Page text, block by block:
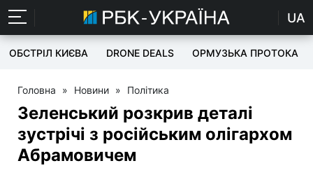
UA
ОБСТРІЛ КИЄВА DRONE DEALS ОРМУЗЬКА ПРОТОКА
Головна » Новини » Політика
Зеленський розкрив деталі
зустрічі з російським олігархом
Абрамовичем